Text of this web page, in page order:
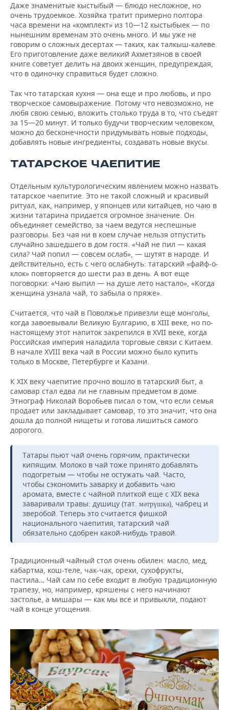
Даже знаменитые кыстыбый — блюдо несложное, но
очень трудоемкое. Хозяйка тратит примерно полтора
часа времени на «комплект» из 10—12 кыстыбыек — по
нынешним временам это очень много. И мы уже не
говорим о сложных десертах — таких, как талкыш-калеве.
Его приготовление даже великий Ахметзянов в своей
книге советует делить на двоих женщин, предупреждая,
что в одиночку справиться будет сложно.
Так что татарская кухня — она еще и про любовь, и про
творческое самовыражение. Потому что невозможно, не
любя свою семью, вложить столько труда в то, что съедят
за 15—20 минут. И только будучи творческим человеком,
можно до бесконечности придумывать новые подходы,
добавлять новые ингредиенты, создавать новые вкусы.
ТАТАРСКОЕ ЧАЕПИТИЕ
Отдельным культурологическим явлением можно назвать
татарское чаепитие. Это не такой сложный и красивый
ритуал, как, например, у японцев или китайцев, но чаю в
жизни татарина придается огромное значение. Он
объединяет семейство, за чаем ведутся неспешные
разговоры. Без чая ни в коем случае нельзя отпустить
случайно зашедшего в дом гостя. «Чай не пил — какая
сила? Чай попил — совсем ослаб», — шутят в народе. И
действительно, есть с чего ослабнуть: татарский «файф-о-
клок» повторяется до шести раз в день. А вот еще
поговорки: «Чаю выпил — на душе лето настало», «Когда
женщина узнала чай, то забыла о пряже».
Считается, что чай в Поволжье привезли еще монголы,
когда завоевывали Великую Булгарию, в XIII веке, но по-
настоящему этот напиток закрепился в XVII веке, когда
Российская империя наладила торговые связи с Китаем.
В начале XVIII века чай в России можно было купить
только в Москве, Петер­бурге и Казани.
К XIX веку чаепитие прочно вошло в татар­ский быт, а
самовар стал едва ли не главным предметом в доме.
Этно­граф Николай Воробьев писал о том, что если семья
продает или закла­дывает самовар, то это значит, что она
дошла до полной нищеты и готова лишиться самого
дорогого.
Татары пьют чай очень горячим, практически
кипящим. Молоко в чай тоже принято добавлять
подогре­тым — чтобы не остужать чай. Часто,
чтобы сэкономить заварку и добавить чаю
аромата, вместе с чайной плиткой еще с XIX века
заваривали травы: душицу (тат. мәтрүшкә), чабрец и
зверобой. Теперь это считается фишкой
национального чаепития, татарский чай
обязательно сдобрен какой-нибудь травой.
Традиционный чайный стол очень обилен: масло, мед,
кабартма, кош-теле, чак-чак, орехи, сухо­фрукты,
пастила… Чай сам по себе входит в любую традиционную
трапезу, но, например, кряшены с него начинают
застолье, а мишары — как мы все и привыкли, подают
чай в конце угощения.